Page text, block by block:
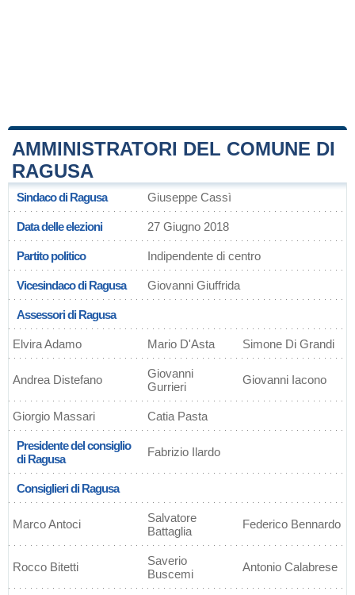
AMMINISTRATORI DEL COMUNE DI
RAGUSA
Sindaco di Ragusa Giuseppe Cassì
Data delle elezioni 27 Giugno 2018
Partito politico Indipendente di centro
Vicesindaco di Ragusa Giovanni Giuffrida
Assessori di Ragusa
Elvira Adamo Mario D'Asta Simone Di Grandi
Andrea Distefano
Giovanni
Gurrieri
Giovanni Iacono
Giorgio Massari Catia Pasta
Presidente del consiglio
di Ragusa
Fabrizio Ilardo
Consiglieri di Ragusa
Marco Antoci
Salvatore
Battaglia
Federico Bennardo
Rocco Bitetti
Saverio
Buscemi
Antonio Calabrese